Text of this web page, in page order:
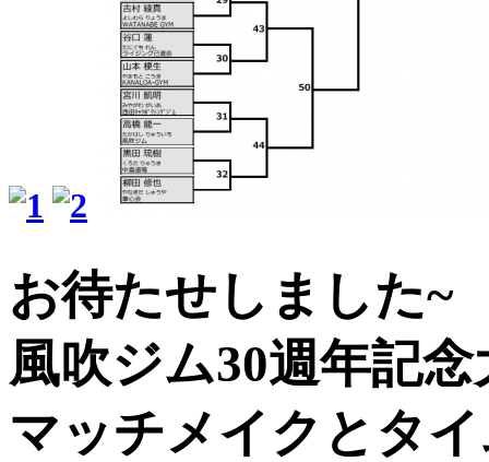
お待たせしました~
風吹ジム30週年記
マッチメイクとタ